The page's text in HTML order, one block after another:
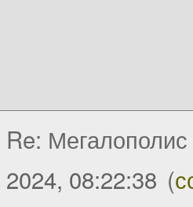
Re:
2024, 08:22:38 (